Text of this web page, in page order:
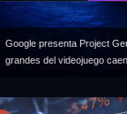
Google presenta Project
grandes del videojuego